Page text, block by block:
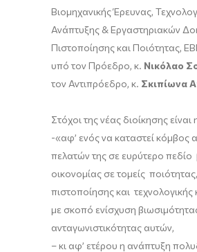
Βιομηχανικής Έρευνας,
Ανάπτυξης & Εργαστηριακών
Πιστοποίησης και Ποιότητας,
υπό τον Πρόεδρο, κ. Νικόλαο
τον Αντιπρόεδρο, κ. Σκιπίωνα
Στόχοι της νέας διοίκησης
-«αφ’ ενός να καταστεί κόμβος
πελατών της σε ευρύτερο πεδίο
οικονομίας σε τομείς ποιότητας,
πιστοποίησης και τεχνολογικής
με σκοπό ενίσχυση
ανταγωνιστικότητας αυτών,
– κι αφ’ ετέρου η ανάπτυξη